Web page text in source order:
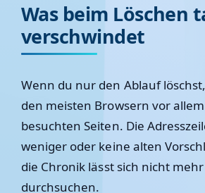
Was beim Löschen
verschwindet
Wenn du nur den Ablauf
den meisten Browsern vor
besuchten Seiten. Die
weniger oder keine alten
die Chronik lässt sich nicht
durchsuchen.